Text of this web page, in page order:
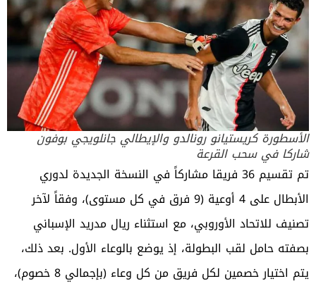
الأسطورة كريستيانو رونالدو والإيطالي جانلويجي بوفون
شاركا في سحب القرعة
تم تقسيم 36 فريقا مشاركاً في النسخة الجديدة لدوري
الأبطال على 4 أوعية (9 فرق في كل مستوى)، وفقاً لآخر
تصنيف للاتحاد الأوروبي، مع استثناء ريال مدريد الإسباني
بصفته حامل لقب البطولة، إذ يوضع بالوعاء الأول. بعد ذلك،
يتم اختيار خصمين لكل فريق من كل وعاء (بإجمالي 8 خصوم)،